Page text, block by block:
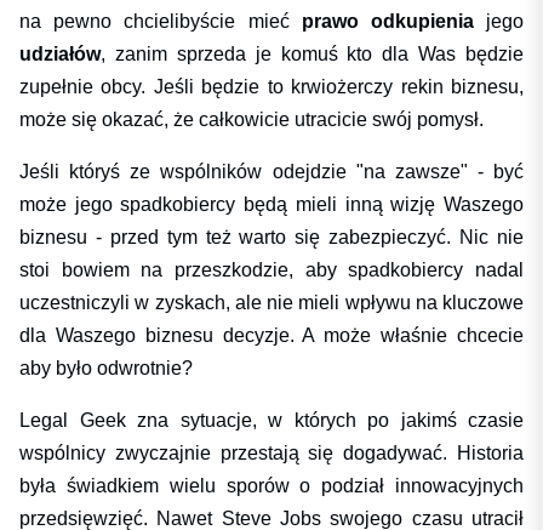
na pewno chcielibyście mieć prawo odkupieniajego
udziałów, zanim sprzeda je komuś kto dla Was będzie
zupełnie obcy. Jeśli będzie to krwiożerczy rekin biznesu,
może się okazać, że całkowicie utracicie swój pomysł.
Jeśli któryś ze wspólników odejdzie "na zawsze" - być
może jego spadkobiercy będą mieli inną wizję Waszego
biznesu - przed tym też warto się zabezpieczyć. Nic nie
stoi bowiem na przeszkodzie, aby spadkobiercy nadal
uczestniczyli w zyskach, ale nie mieli wpływu na kluczowe
dla Waszego biznesu decyzje. A może właśnie chcecie
aby było odwrotnie?
Legal Geek zna sytuacje, w których po jakimś czasie
wspólnicy zwyczajnie przestają się dogadywać. Historia
była świadkiem wielu sporów o podział innowacyjnych
przedsięwzięć. Nawet Steve Jobs swojego czasu utracił